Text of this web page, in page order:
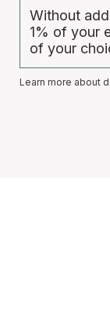
Without
1% of your
of your
Learn more about